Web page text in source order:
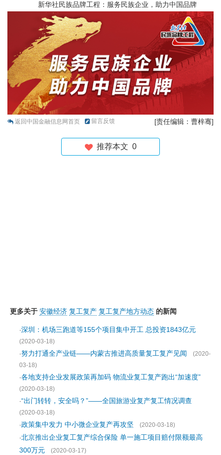
新华社民族品牌工程：服务民族企业，助力中国品牌
返回中国金融信息网首页 留言反馈 [责任编辑：曹梓骞]
推荐本文 0
更多关于 安徽经济 复工复产 复工复产地方动态 的新闻
·深圳：机场三跑道等155个项目集中开工 总投资1843亿元
(2020-03-18)
·努力打通全产业链——内蒙古推进高质量复工复产见闻
(2020-
03-18)
·各地支持企业发展政策再加码 物流业复工复产跑出“加速度”
(2020-03-18)
·“出门转转，安全吗？”——全国旅游业复产复工情况调查
(2020-03-18)
·政策集中发力 中小微企业复产再攻坚
(2020-03-18)
·北京推出企业复工复产综合保险 单一施工项目赔付限额最高
300万元
(2020-03-17)